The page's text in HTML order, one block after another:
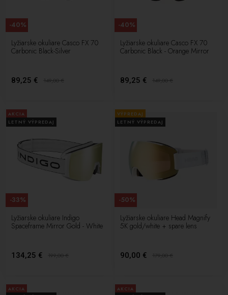
Lyžiarske okuliare Casco FX 70
Carbonic Black-Silver
89,25 € 149,00€
-40%
Lyžiarske okuliare Casco FX 70
Carbonic Black - Orange Mirror
89,25 € 149,00€
-40%
AKCIA
LETNÝ VÝPREDAJ
Lyžiarske okuliare Indigo
Spaceframe Mirror Gold - White
134,25 € 199,00€
-33%
VÝPREDAJ
LETNÝ VÝPREDAJ
Lyžiarske okuliare Head Magnify
5K gold/white + spare lens
90,00 € 179,00€
-50%
AKCIA
AKCIA